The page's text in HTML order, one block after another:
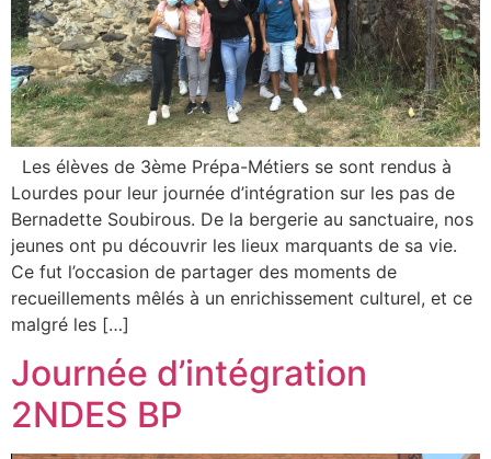
Les élèves de 3ème Prépa-Métiers se sont rendus à
Lourdes pour leur journée d’intégration sur les pas de
Bernadette Soubirous. De la bergerie au sanctuaire, nos
jeunes ont pu découvrir les lieux marquants de sa vie.
Ce fut l’occasion de partager des moments de
recueillements mêlés à un enrichissement culturel, et ce
malgré les […]
Journée d’intégration
2NDES BP